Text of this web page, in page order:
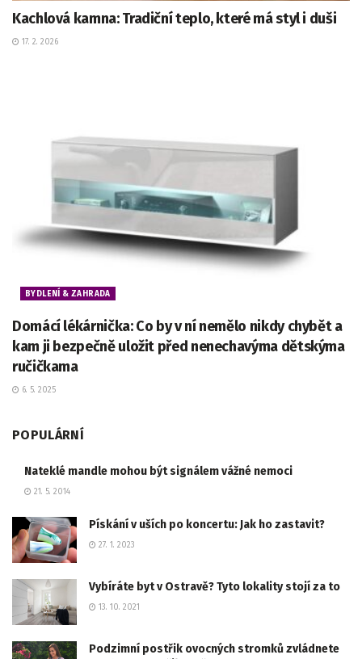
Kachlová kamna: Tradiční teplo, které má styl i duši
17. 2. 2026
BYDLENÍ & ZAHRADA
Domácí lékárnička: Co by v ní nemělo nikdy chybět a
kam ji bezpečně uložit před nenechavýma dětskýma
ručičkama
6. 5. 2025
POPULÁRNÍ
Nateklé mandle mohou být signálem vážné nemoci
21. 5. 2014
Pískání v uších po koncertu: Jak ho zastavit?
27. 1. 2023
Vybíráte byt v Ostravě? Tyto lokality stojí za to
13. 10. 2021
Podzimní postřik ovocných stromků zvládnete